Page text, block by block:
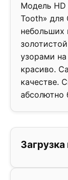
Модель HD
Tooth» для
узорами на
красиво.
качестве.
абсолютно